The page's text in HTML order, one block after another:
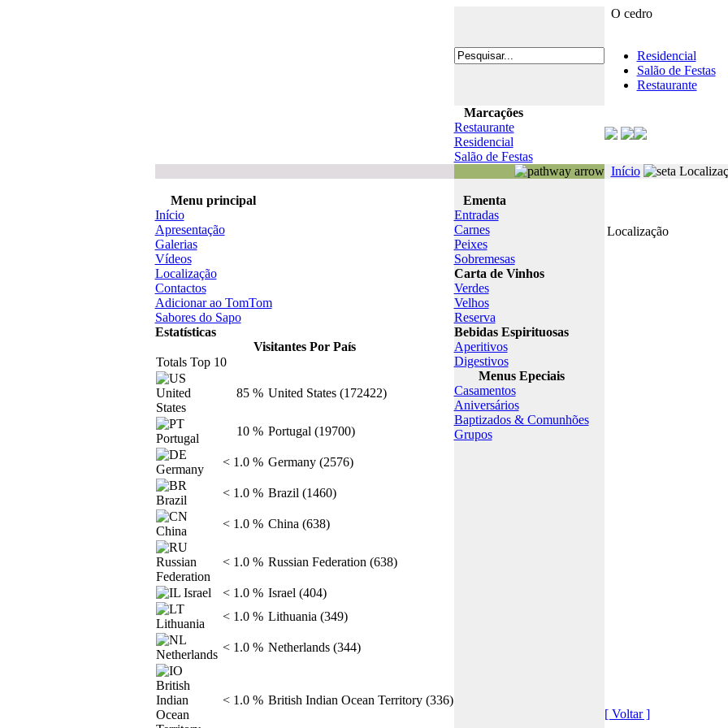
O cedro
Residencial
Salão de Festas
Restaurante
Marcações
Restaurante
Residencial
Salão de Festas
Início
Menu principal
Início
Apresentação
Galerias
Vídeos
Localização
Contactos
Adicionar ao TomTom
Sabores do Sapo
Estatísticas
Visitantes Por País
Totals Top 10
85 % United States (172422)
10 % Portugal (19700)
< 1.0 % Germany (2576)
< 1.0 % Brazil (1460)
< 1.0 % China (638)
< 1.0 % Russian Federation (638)
< 1.0 % Israel (404)
< 1.0 % Lithuania (349)
< 1.0 % Netherlands (344)
< 1.0 % British Indian Ocean Territory (336)
Ementa
Entradas
Carnes
Peixes
Sobremesas
Carta de Vinhos
Verdes
Velhos
Reserva
Bebidas Espirituosas
Aperitivos
Digestivos
Menus Epeciais
Casamentos
Aniversários
Baptizados & Comunhões
Grupos
Localização
[ Voltar ]